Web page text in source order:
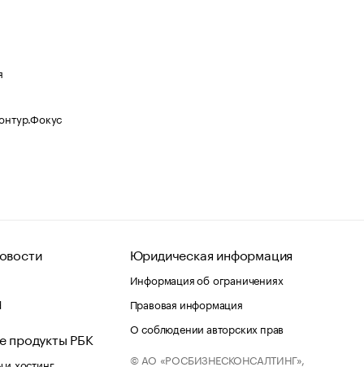
продукты РБК
хостинг
Юридическая информация
Информация об ограничениях
Правовая информация
О соблюдении авторских прав
© АО «РОСБИЗНЕСКОНСАЛТИНГ»,